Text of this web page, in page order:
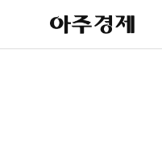
아
주
제